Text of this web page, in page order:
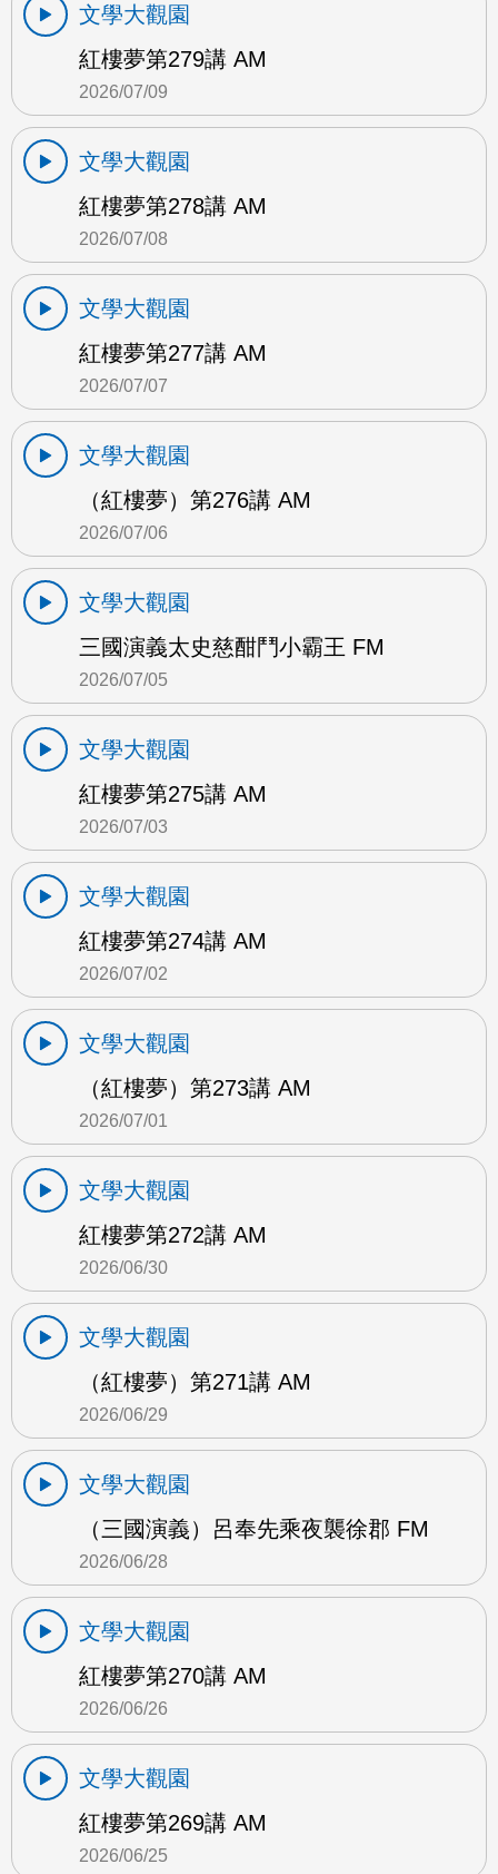
文學大觀園
紅樓夢第279講 AM
2026/07/09
文學大觀園
紅樓夢第278講 AM
2026/07/08
文學大觀園
紅樓夢第277講 AM
2026/07/07
文學大觀園
（紅樓夢）第276講 AM
2026/07/06
文學大觀園
三國演義太史慈酣鬥小霸王 FM
2026/07/05
文學大觀園
紅樓夢第275講 AM
2026/07/03
文學大觀園
紅樓夢第274講 AM
2026/07/02
文學大觀園
（紅樓夢）第273講 AM
2026/07/01
文學大觀園
紅樓夢第272講 AM
2026/06/30
文學大觀園
（紅樓夢）第271講 AM
2026/06/29
文學大觀園
（三國演義）呂奉先乘夜襲徐郡 FM
2026/06/28
文學大觀園
紅樓夢第270講 AM
2026/06/26
文學大觀園
紅樓夢第269講 AM
2026/06/25